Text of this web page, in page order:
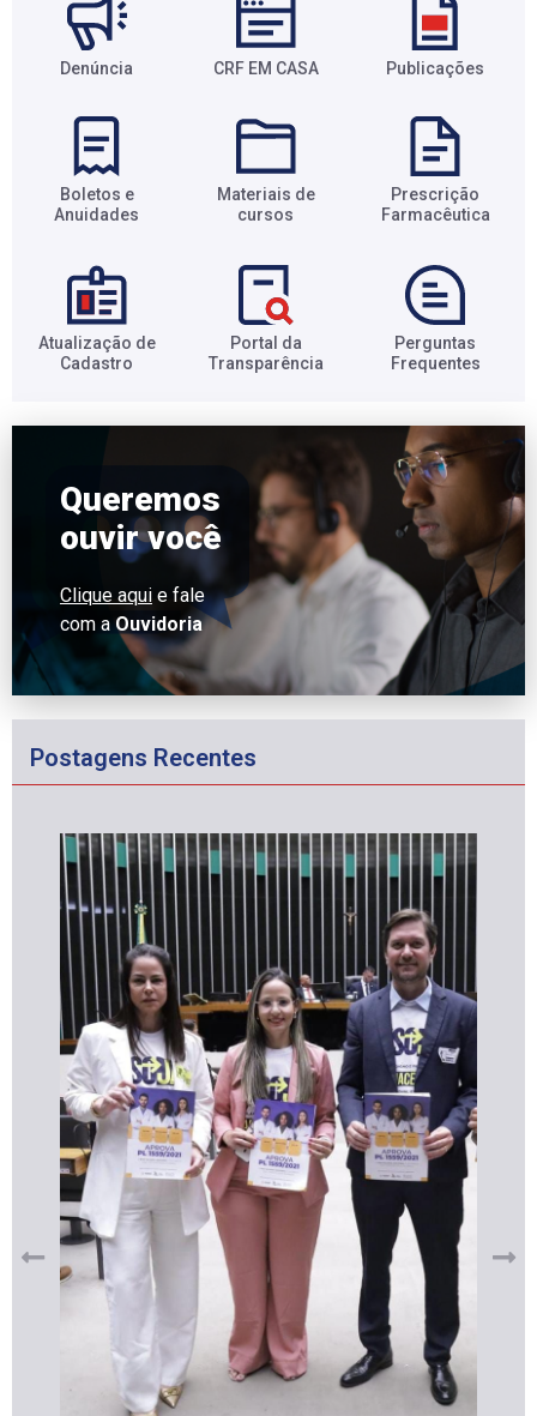
Denúncia CRF EM CASA Publicações
Boletos e
Anuidades​
Materiais de
cursos​
Prescrição
Farmacêutica​
Atualização de
Cadastro​
Portal da
Transparência​
Perguntas
Frequentes​
Queremos
ouvir você
Clique aqui e fale
com a Ouvidoria
Postagens Recentes